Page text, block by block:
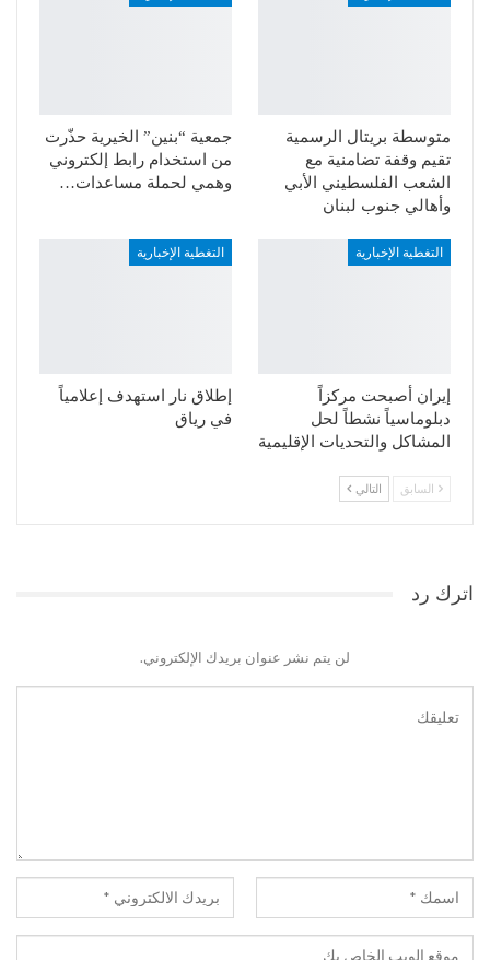
متوسطة بريتال الرسمية
تقيم وقفة تضامنية مع
الشعب الفلسطيني الأبي
وأهالي جنوب لبنان
جمعية “بنين” الخيرية حذّرت
من استخدام رابط إلكتروني
وهمي لحملة مساعدات…
التغطية الإخبارية
إيران أصبحت مركزاً
دبلوماسياً نشطاً لحل
المشاكل والتحديات الإقليمية
التغطية الإخبارية
إطلاق نار استهدف إعلامياً
في رياق
السابق التالي
اترك رد
لن يتم نشر عنوان بريدك الإلكتروني.